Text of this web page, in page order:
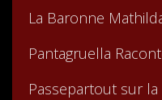
La Baronne
Pantagruella
Passepartout sur la